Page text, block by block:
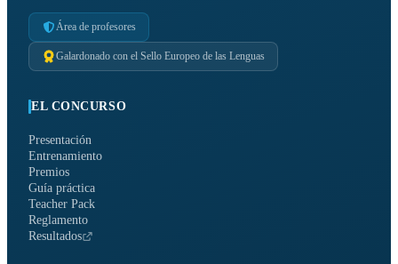
Área de profesores
Galardonado con el Sello Europeo de las Lenguas
EL CONCURSO
Presentación
Entrenamiento
Premios
Guía práctica
Teacher Pack
Reglamento
Resultados